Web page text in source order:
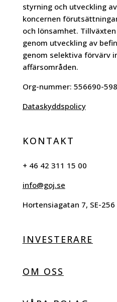
styrning och utveckling
koncernen
och lönsamhet.
genom utveckling av
genom selektiva förvärv
affärsområden.
Org-nummer: 556690-
Dataskyddspolicy
KONTAKT
+ 46 42 311 15 00
info@goj.se
Hortensiagatan 7, SE-
INVESTERARE
OM OSS